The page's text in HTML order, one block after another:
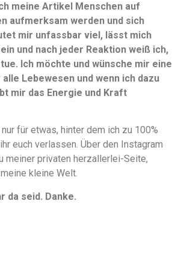
meine Artikel Menschen auf
aufmerksam werden und sich
mir unfassbar viel, lässt mich
und nach jeder Reaktion weiß ich,
Ich möchte und wünsche mir eine
Lebewesen und wenn ich dazu
mir das Energie und Kraft
für etwas, hinter dem ich zu 100%
euch verlassen. Über den Instagram
meiner privaten herzallerlei-Seite,
kleine Welt.
da seid. Danke.